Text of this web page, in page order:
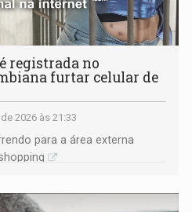
registrada no
furtar celular de
2026 às 21:33
para a área externa